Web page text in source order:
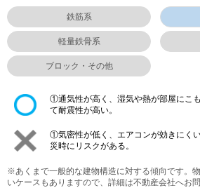
鉄筋系
軽量鉄骨系
ブロック・その他
①通気性が高く、湿気や熱が部屋にこ
て耐震性が高い。
①気密性が低く、エアコンが効きにく
災時にリスクがある。
※あくまで一般的な建物構造に対する傾向です。
いケースもありますので、詳細は不動産会社へお